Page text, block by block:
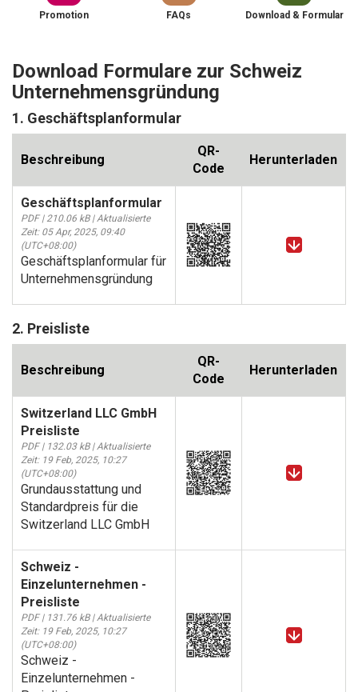
Promotion FAQs Download & Formular
Download Formulare zur Schweiz
Unternehmensgründung
1. Geschäftsplanformular
Beschreibung
QR-
Code
Herunterladen
Geschäftsplanformular
PDF | 210.06 kB | Aktualisierte
Zeit: 05 Apr, 2025, 09:40
(UTC+08:00)
Geschäftsplanformular für
Unternehmensgründung
2. Preisliste
Beschreibung
QR-
Code
Herunterladen
Switzerland LLC GmbH
Preisliste
PDF | 132.03 kB | Aktualisierte
Zeit: 19 Feb, 2025, 10:27
(UTC+08:00)
Grundausstattung und
Standardpreis für die
Switzerland LLC GmbH
Schweiz -
Einzelunternehmen -
Preisliste
PDF | 131.76 kB | Aktualisierte
Zeit: 19 Feb, 2025, 10:27
(UTC+08:00)
Schweiz -
Einzelunternehmen -